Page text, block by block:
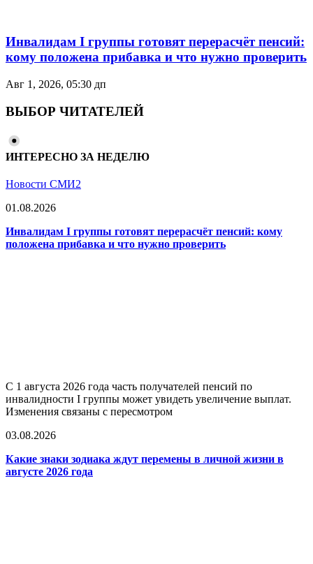
Инвалидам I группы готовят перерасчёт пенсий:
кому положена прибавка и что нужно проверить
Авг 1, 2026, 05:30 дп
ВЫБОР ЧИТАТЕЛЕЙ
ИНТЕРЕСНО ЗА НЕДЕЛЮ
Новости СМИ2
01.08.2026
Инвалидам I группы готовят перерасчёт пенсий: кому
положена прибавка и что нужно проверить
С 1 августа 2026 года часть получателей пенсий по
инвалидности I группы может увидеть увеличение выплат.
Изменения связаны с пересмотром
03.08.2026
Какие знаки зодиака ждут перемены в личной жизни в
августе 2026 года